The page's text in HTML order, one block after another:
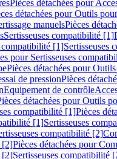
Pièces détachées pour
détachées pour Outils
manuelsPièces
Sertisseuses compatibilité [1]
compatibilité [1]Sertisseuses
pour Sertisseuses
Pièces détachées pour
de pressionPièces
Equipement de contrôle
détachées pour Outils
compatibilité [1]Pièces
[1]Sertisseuses
compatibilité [2]
[2]Pièces détachées pour
[2]Sertisseuses compatibilité